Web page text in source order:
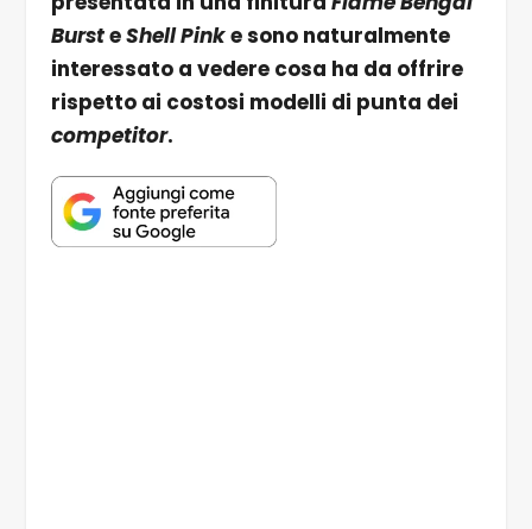
BursteShell Pinke sono naturalmente
interessato a vedere cosa ha da offrire
rispetto ai costosi modelli di punta dei
competitor.